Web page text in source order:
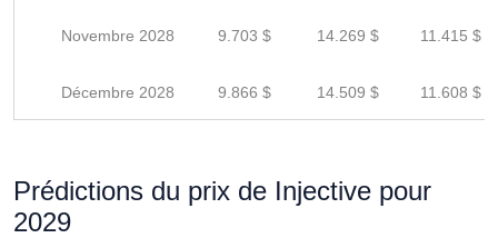
Novembre 2028 9.703 $ 14.269 $ 11.415 $
Décembre 2028 9.866 $ 14.509 $ 11.608 $
Prédictions du prix de Injective pour
2029